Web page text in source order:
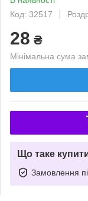
Код: 32517
28 ₴
Мінімальна сума
Що таке
Замовлення